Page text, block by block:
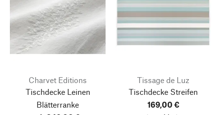
Charvet Editions
Tischdecke Leinen
Blätterranke
Tissage de Luz
Tischdecke Streifen
169,00 €